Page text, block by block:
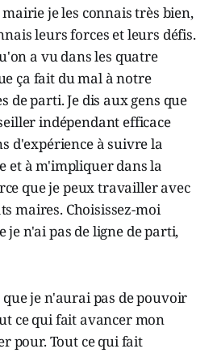
je les connais très bien,
leurs forces et leurs défis.
a vu dans les quatre
ça fait du mal à notre
de parti. Je dis aux gens que
indépendant efficace
d'expérience à suivre la
et à m'impliquer dans la
que je peux travailler avec
maires. Choisissez-moi
je n'ai pas de ligne de parti,
je n'aurai pas de pouvoir
ce qui fait avancer mon
pour. Tout ce qui fait